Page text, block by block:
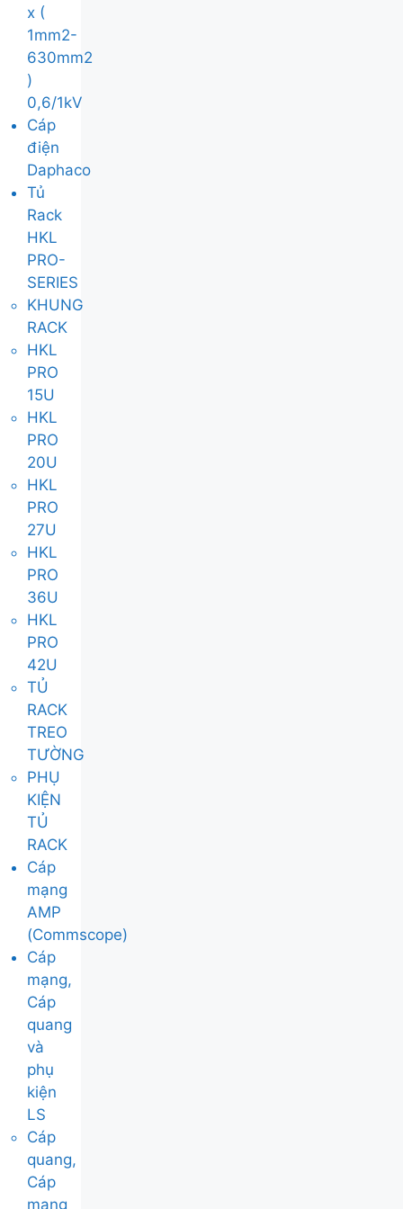
x (
1mm2-
630mm2
)
0,6/1kV
Cáp
điện
Daphaco
Tủ
Rack
HKL
PRO-
SERIES
KHUNG
RACK
HKL
PRO
15U
HKL
PRO
20U
HKL
PRO
27U
HKL
PRO
36U
HKL
PRO
42U
TỦ
RACK
TREO
TƯỜNG
PHỤ
KIỆN
TỦ
RACK
Cáp
mạng
AMP
(Commscope)
Cáp
mạng,
Cáp
quang
và
phụ
kiện
LS
Cáp
quang,
Cáp
mạng